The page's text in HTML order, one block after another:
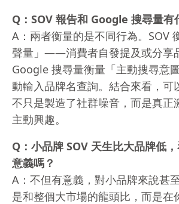
Q：SOV 報告和 Google 搜尋量有
A：兩者衡量的是不同行為。SOV
聲量」——消費者自發提及或分享
Google 搜尋量衡量「主動搜尋
動輸入品牌名查詢。結合來看，可
不只是製造了社群噪音，而是真正
主動興趣。
Q：小品牌 SOV 天生比大品牌低
意義嗎？
A：不但有意義，對小品牌來說甚
是和整個大市場的龍頭比，而是在